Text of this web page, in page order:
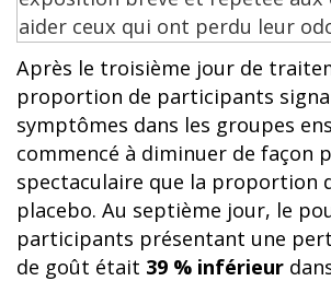
Après le troisième jour de
proportion de participants
symptômes dans les groupes
commencé à diminuer de façon
spectaculaire que la proportion
placebo. Au septième jour, le
participants présentant une
de goût était 39 % inférieur